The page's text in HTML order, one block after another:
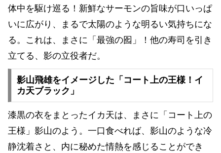
体中を駆け巡る！新鮮なサーモンの旨味が口いっぱ
いに広がり、まるで太陽のような明るい気持ちにな
る。これは、まさに「最強の囮」！他の寿司を引き
立てる、影の立役者だ。
影山飛雄をイメージした「コート上の王様！イ
カ天ブラック」
漆黒の衣をまとったイカ天は、まさに「コート上の
王様」影山のよう。一口食べれば、影山のような冷
静沈着さと、内に秘めた情熱を感じることができ